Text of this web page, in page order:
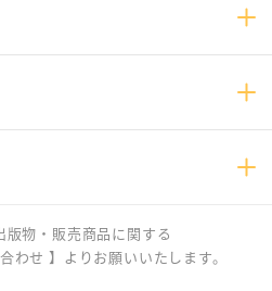
版物・販売商品に関する
わせ 】 よりお願いいたします。